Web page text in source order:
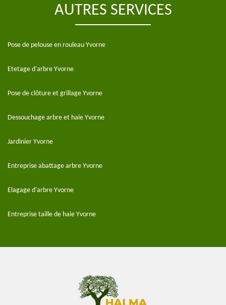
AUTRES SERVICES
Pose de pelouse en rouleau Yvorne
Etetage d'arbre Yvorne
Pose de clôture et grillage Yvorne
Dessouchage arbre et haie Yvorne
Jardinier Yvorne
Entreprise abattage arbre Yvorne
Elagage d'arbre Yvorne
Entreprise taille de haie Yvorne